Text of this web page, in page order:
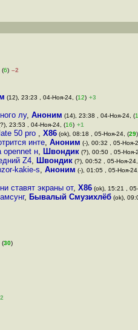
(6) –2
(12), 23:23 , 04-Ноя-24, (12) +3
лу, Аноним (14), 23:38 , 04-Ноя-24, (
23:53 , 04-Ноя-24, (16) +1
50 pro , X86 (ok), 08:18 , 05-Ноя-24, (29)
инте, Аноним (-), 00:32 , 05-Ноя-
opennet н, Швондик (?), 00:50 , 05-Ноя-
Z4, Швондик (?), 00:52 , 05-Ноя-
kakie-s, Аноним (-), 01:05 , 05-Ноя-
ставят экраны от, X86 (ok), 15:21 ,
, Бывалый Смузихлёб (ok),
(30)